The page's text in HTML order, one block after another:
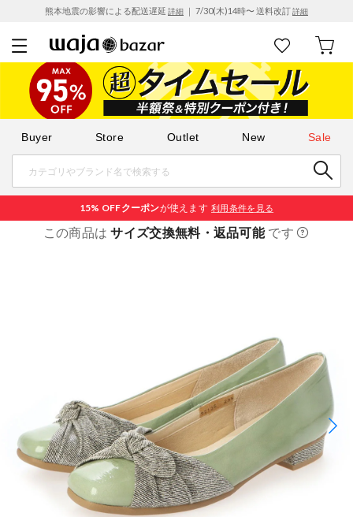
熊本地震の影響による配送遅延 詳細 ｜ 7/30(木)14時〜 送料改訂詳細
Buyer Store Outlet New Sale
15% OFFクーポンが使えます 利用条件を見る
この商品はサイズ交換無料・返品可能です